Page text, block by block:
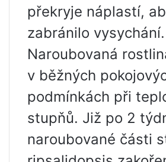
překryje náplastí,
zabránilo vysychání.
Naroubovaná
v běžných
podmínkách při
stupňů. Již po 2
naroubované části